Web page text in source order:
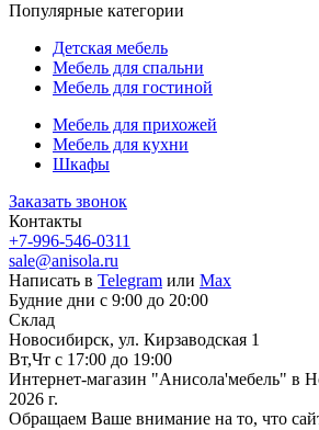
Популярные категории
Детская мебель
Мебель для спальни
Мебель для гостиной
Мебель для прихожей
Мебель для кухни
Шкафы
Заказать звонок
Контакты
+7-996-546-0311
sale@anisola.ru
Написать в Telegram или Max
Будние дни с 9:00 до 20:00
Склад
Новосибирск, ул. Кирзаводская 1
Вт,Чт с 17:00 до 19:00
Интернет-магазин "Анисола'мебель" в
2026 г.
Обращаем Ваше внимание на то, что